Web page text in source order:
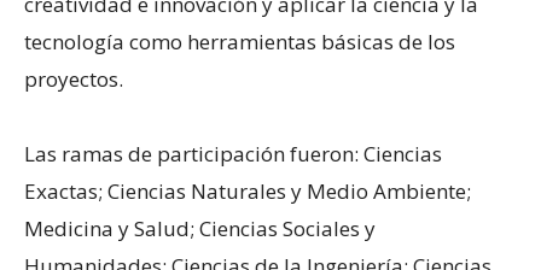
tecnología como herramientas básicas de los
proyectos.
Las ramas de participación fueron: Ciencias
Exactas; Ciencias Naturales y Medio Ambiente;
Medicina y Salud; Ciencias Sociales y